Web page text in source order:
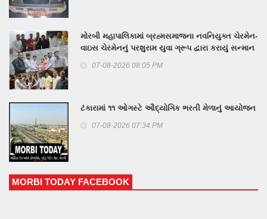
મોરબી મહાપાલિકામાં બ્રહ્મસમાજના નવનિયુક્ત ચેરમેન-
વાઇસ ચેરમેનનું પરશુરામ યુવા ગ્રૂપ દ્વારા કરાયું સન્માન
07-08-2026 08:05 PM
ટંકારામાં ૧૧ ઓગસ્ટે ઔદ્યોગિક ભરતી મેળાનું આયોજન
07-08-2026 07:34 PM
MORBI TODAY FACEBOOK